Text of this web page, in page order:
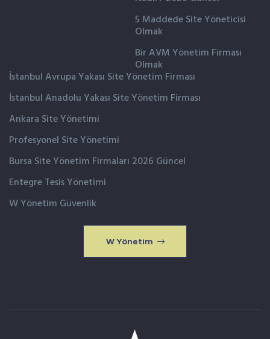
5 Maddede Site Yöneticisi
Olmak
Bir AVM Yönetim Firması
Olmak
İstanbul Avrupa Yakası Site Yönetim Firması
İstanbul Anadolu Yakası Site Yönetim Firması
Ankara Site Yönetimi
Profesyonel Site Yönetimi
Bursa Site Yönetim Firmaları 2026 Güncel
Entegre Tesis Yönetimi
W Yönetim Güvenlik
W Yönetim